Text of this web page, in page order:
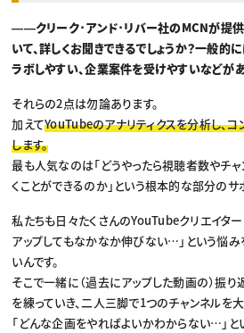
――クリーク･アンド･リバー社のMCNが提
いて、詳しくお聞きできるでしょうか？一般的
ラボしやすい、企業案件を受けやすいなどがあ
それらの2点は勿論あります。
加えてYouTubeのアナリティクスを分析し、
します。
最も人気なのは「どうやったら視聴者数やチ
くことができるのか」という根本的な部分のサ
私たちも日々たくさんのYouTubeクリエイター
アップしてもなかなか伸びない…」という悩
いんです。
そこで一緒に（過去にアップした動画の）振り
を練っていき、二人三脚で1つのチャンネルを大
「どんな企画をやればよいかわからない…」と